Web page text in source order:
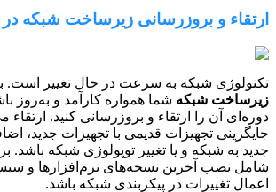
ارتقاء و بروزرسانی زیرساخت شبکه
تکنولوژی شبکه به سرعت در حال تغییر است.
زیرساخت شبکه شما همواره کارآمد و به‌روز
دوره‌ای آن را ارتقاء و بروزرسانی کنید. ارتقاء
جایگزینی تجهیزات قدیمی با تجهیزات جدید،
جدید به شبکه و یا تغییر توپولوژی شبکه باشد.
شامل نصب آخرین نسخه‌های نرم‌افزارها و
اعمال تغییرات در پیکربندی شبکه باشد.